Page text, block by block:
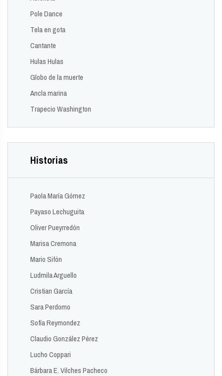
Pole Dance
Tela en gota
Cantante
Hulas Hulas
Globo de la muerte
Ancla marina
Trapecio Washington
Historias
Paola María Gómez
Payaso Lechuguita
Oliver Pueyrredón
Marisa Cremona
Mario Sifón
Ludmila Arguello
Cristian García
Sara Perdomo
Sofía Reymondez
Claudio González Pérez
Lucho Coppari
Bárbara E. Vilches Pacheco